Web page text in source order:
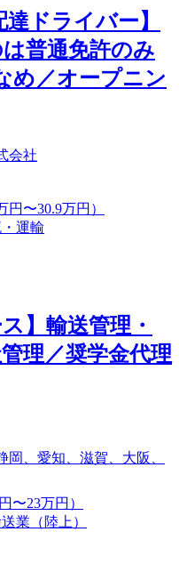
ドライバー】
普通免許のみ
め／オープニン
会社
円〜30.9万円）
運輸
】輸送管理・
理／奨学金代理
、愛知、滋賀、大阪、
〜23万円）
業（陸上）